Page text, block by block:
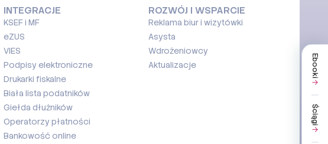
Ebooki
Ściągi
INTEGRACJE
KSEF i MF
eZUS
VIES
Podpisy elektroniczne
Drukarki fiskalne
Biała lista podatników
Giełda dłużników
Operatorzy płatności
Bankowość online
ROZWÓJ I WSPARCIE
Reklama biur i wizytówki
Asysta
Wdrożeniowcy
Aktualizacje